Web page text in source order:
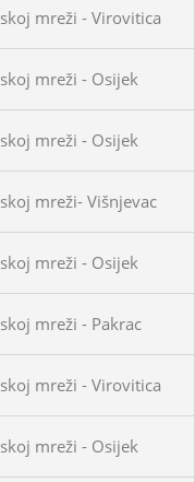
mreži - Virovitica
mreži - Osijek
mreži - Osijek
mreži- Višnjevac
mreži - Osijek
mreži - Pakrac
mreži - Virovitica
mreži - Osijek